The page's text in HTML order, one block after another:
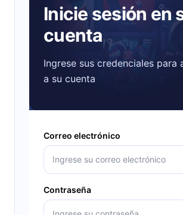
Inicie sesión en
cuenta
Ingrese sus credenciales para
a su cuenta
Correo electrónico
Contraseña